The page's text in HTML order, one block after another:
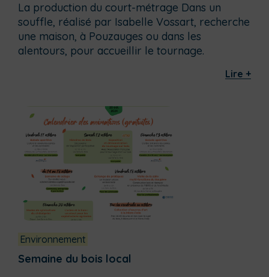
La production du court-métrage Dans un
souffle, réalisé par Isabelle Vossart, recherche
une maison, à Pouzauges ou dans les
alentours, pour accueillir le tournage.
Lire +
Environnement
Semaine du bois local